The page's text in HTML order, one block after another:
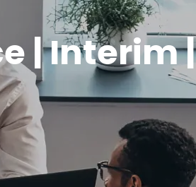
| Interim |